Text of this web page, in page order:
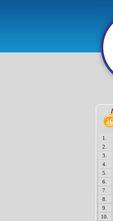
1.
2.
3.
4.
5.
6.
7.
8.
9.
10.